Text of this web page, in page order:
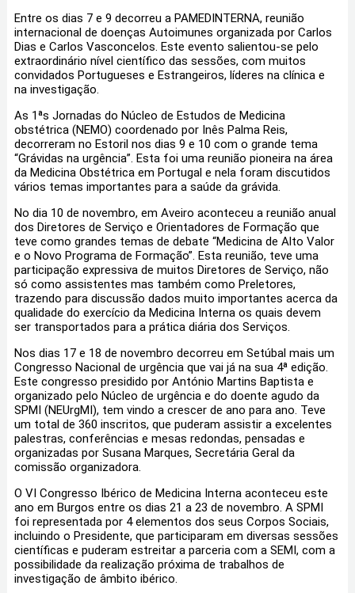
Entre os dias 7 e 9 decorreu a PAMEDINTERNA, reunião
internacional de doenças Autoimunes organizada por Carlos
Dias e Carlos Vasconcelos. Este evento salientou-se pelo
extraordinário nível científico das sessões, com muitos
convidados Portugueses e Estrangeiros, líderes na clínica e
na investigação.
As 1ªs Jornadas do Núcleo de Estudos de Medicina
obstétrica (NEMO) coordenado por Inês Palma Reis,
decorreram no Estoril nos dias 9 e 10 com o grande tema
“Grávidas na urgência”. Esta foi uma reunião pioneira na área
da Medicina Obstétrica em Portugal e nela foram discutidos
vários temas importantes para a saúde da grávida.
No dia 10 de novembro, em Aveiro aconteceu a reunião anual
dos Diretores de Serviço e Orientadores de Formação que
teve como grandes temas de debate “Medicina de Alto Valor
e o Novo Programa de Formação”. Esta reunião, teve uma
participação expressiva de muitos Diretores de Serviço, não
só como assistentes mas também como Preletores,
trazendo para discussão dados muito importantes acerca da
qualidade do exercício da Medicina Interna os quais devem
ser transportados para a prática diária dos Serviços.
Nos dias 17 e 18 de novembro decorreu em Setúbal mais um
Congresso Nacional de urgência que vai já na sua 4ª edição.
Este congresso presidido por António Martins Baptista e
organizado pelo Núcleo de urgência e do doente agudo da
SPMI (NEUrgMI), tem vindo a crescer de ano para ano. Teve
um total de 360 inscritos, que puderam assistir a excelentes
palestras, conferências e mesas redondas, pensadas e
organizadas por Susana Marques, Secretária Geral da
comissão organizadora.
O VI Congresso Ibérico de Medicina Interna aconteceu este
ano em Burgos entre os dias 21 a 23 de novembro. A SPMI
foi representada por 4 elementos dos seus Corpos Sociais,
incluindo o Presidente, que participaram em diversas sessões
científicas e puderam estreitar a parceria com a SEMI, com a
possibilidade da realização próxima de trabalhos de
investigação de âmbito ibérico.